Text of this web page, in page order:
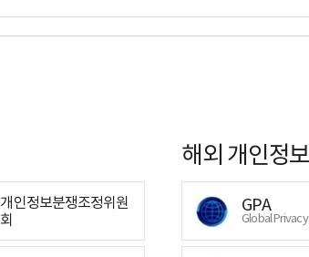
개인정보분쟁조정위원
회
해외 개인정
GPA
Global